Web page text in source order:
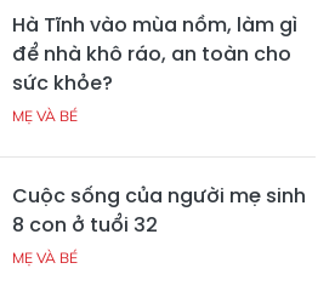
Hà Tĩnh vào mùa nồm, làm gì
để nhà khô ráo, an toàn cho
sức khỏe?
MẸ VÀ BÉ
Cuộc sống của người mẹ sinh
8 con ở tuổi 32
MẸ VÀ BÉ